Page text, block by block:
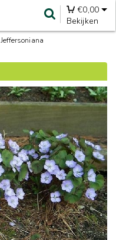
€0,00
Bekijken
Jeffersoniana